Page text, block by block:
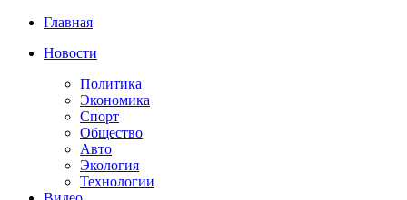
Главная
Новости
Политика
Экономика
Спорт
Общество
Авто
Экология
Технологии